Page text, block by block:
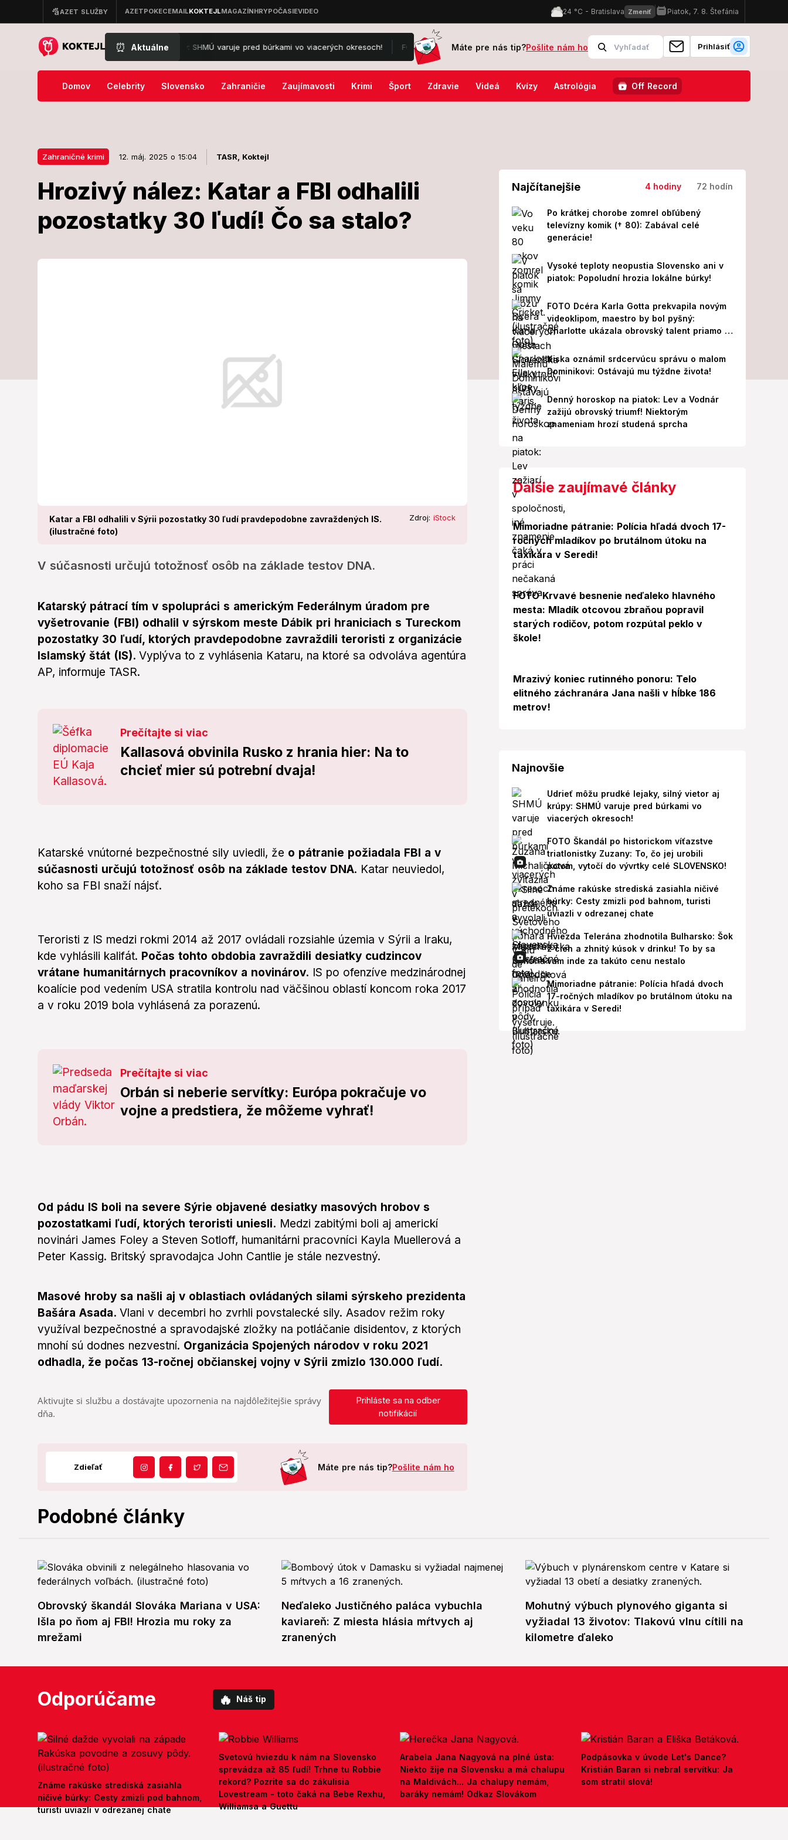
⏰ Aktuálne
prudké lejaky, silný vietor aj krúpy: SHMÚ varuje pred búrkami vo viacerých okresoch! FOTO Škandál po historickom víťazstve triatlonistky Zuzany: To, čo jej urobili potom, vytočí do vývrtky celé
Máte pre nás tip?Pošlite nám ho Prihlásiť
Domov Celebrity Slovensko Zahraničie Zaujímavosti Krimi Šport Zdravie Videá Kvízy Astrológia Off Record
Zahraničné krimi 12. máj. 2025 o 15:04 TASR, Koktejl
Hrozivý nález: Katar a FBI odhalili
pozostatky 30 ľudí! Čo sa stalo?
Katar a FBI odhalili v Sýrii pozostatky 30 ľudí pravdepodobne zavraždených IS.
(ilustračné foto)
Zdroj: iStock
V súčasnosti určujú totožnosť osôb na základe testov DNA.
Hrozivý nález: Katar a FBI
V súčasnosti určujú totožnosť osôb na základe testov DNA.
Katarský pátrací tím v spolupráci s americkým Federálnym úradom pre
vyšetrovanie (FBI) odhalil v sýrskom meste Dábik pri hraniciach s Tureckom
pozostatky 30 ľudí, ktorých pravdepodobne zavraždili teroristi z organizácie
Islamský štát (IS). Vyplýva to z vyhlásenia Kataru, na ktoré sa odvoláva agentúra
AP, informuje TASR.
Prečítajte si viac
Kallasová obvinila Rusko z hrania hier: Na to
chcieť mier sú potrební dvaja!
Katarské vnútorné bezpečnostné sily uviedli, že o pátranie požiadala FBI a v
súčasnosti určujú totožnosť osôb na základe testov DNA. Katar neuviedol,
koho sa FBI snaží nájsť.
Teroristi z IS medzi rokmi 2014 až 2017 ovládali rozsiahle územia v Sýrii a Iraku,
kde vyhlásili kalifát. Počas tohto obdobia zavraždili desiatky cudzincov
vrátane humanitárnych pracovníkov a novinárov. IS po ofenzíve medzinárodnej
koalície pod vedením USA stratila kontrolu nad väčšinou oblastí koncom roka 2017
a v roku 2019 bola vyhlásená za porazenú.
Prečítajte si viac
Orbán si neberie servítky: Európa pokračuje vo
vojne a predstiera, že môžeme vyhrať!
Od pádu IS boli na severe Sýrie objavené desiatky masových hrobov s
pozostatkami ľudí, ktorých teroristi uniesli. Medzi zabitými boli aj americkí
novinári James Foley a Steven Sotloff, humanitárni pracovníci Kayla Muellerová a
Peter Kassig. Britský spravodajca John Cantlie je stále nezvestný.
Masové hroby sa našli aj v oblastiach ovládaných silami sýrskeho prezidenta
Bašára Asada. Vlani v decembri ho zvrhli povstalecké sily. Asadov režim roky
využíval bezpečnostné a spravodajské zložky na potláčanie disidentov, z ktorých
mnohí sú dodnes nezvestní. Organizácia Spojených národov v roku 2021
odhadla, že počas 13-ročnej občianskej vojny v Sýrii zmizlo 130.000 ľudí.
Aktivujte si službu a dostávajte upozornenia na najdôležitejšie správy
dňa.
Prihláste sa na odber
notifikácií
Zdieľať Máte pre nás tip?Pošlite nám ho
Najčítanejšie 4 hodiny 72 hodín
Po krátkej chorobe zomrel obľúbený
televízny komik († 80): Zabával celé
generácie!
Vysoké teploty neopustia Slovensko ani v
piatok: Popoludní hrozia lokálne búrky!
FOTO Dcéra Karla Gotta prekvapila novým
videoklipom, maestro by bol pyšný:
Charlotte ukázala obrovský talent priamo v
Paríži!
Kiska oznámil srdcervúcu správu o malom
Dominikovi: Ostávajú mu týždne života!
Denný horoskop na piatok: Lev a Vodnár
zažijú obrovský triumf! Niektorým
znameniam hrozí studená sprcha
Ďalšie zaujímavé články
Mimoriadne pátranie: Polícia hľadá dvoch 17-
ročných mladíkov po brutálnom útoku na
taxikára v Seredi!
Foto
FOTO Krvavé besnenie neďaleko hlavného
mesta: Mladík otcovou zbraňou popravil
starých rodičov, potom rozpútal peklo v
škole!
Mrazivý koniec rutinného ponoru: Telo
elitného záchranára Jana našli v hĺbke 186
metrov!
Najnovšie
Udrieť môžu prudké lejaky, silný vietor aj
krúpy: SHMÚ varuje pred búrkami vo
viacerých okresoch!
FOTO Škandál po historickom víťazstve
triatlonistky Zuzany: To, čo jej urobili
potom, vytočí do vývrtky celé SLOVENSKO!
Známe rakúske strediská zasiahla ničivé
búrky: Cesty zmizli pod bahnom, turisti
uviazli v odrezanej chate
Hviezda Telerána zhodnotila Bulharsko: Šok
z cien a zhnitý kúsok v drinku! To by sa
vám inde za takúto cenu nestalo
Mimoriadne pátranie: Polícia hľadá dvoch
17-ročných mladíkov po brutálnom útoku na
taxikára v Seredi!
Podobné články
Obrovský škandál Slováka Mariana v USA:
Išla po ňom aj FBI! Hrozia mu roky za
mrežami
Neďaleko Justičného paláca vybuchla
kaviareň: Z miesta hlásia mŕtvych aj
zranených
Mohutný výbuch plynového giganta si
vyžiadal 13 životov: Tlakovú vlnu cítili na
kilometre ďaleko
Odporúčame 🔥 Náš tip
Známe rakúske strediská zasiahla
ničivé búrky: Cesty zmizli pod bahnom,
turisti uviazli v odrezanej chate
Svetovú hviezdu k nám na Slovensko
sprevádza až 85 ľudí! Trhne tu Robbie
rekord? Pozrite sa do zákulisia
Lovestream - toto čaká na Bebe Rexhu,
Williamsa a Guettu
Arabela Jana Nagyová na plné ústa:
Niekto žije na Slovensku a má chalupu
na Maldivách... Ja chalupy nemám,
baráky nemám! Odkaz Slovákom
Podpásovka v úvode Let's Dance?
Kristián Baran si nebral servítku: Ja
som stratil slová!